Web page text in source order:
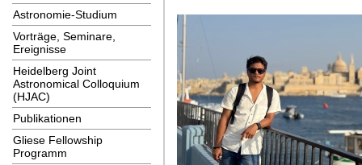
Astronomie-Studium
Vorträge, Seminare,
Ereignisse
Heidelberg Joint
Astronomical Colloquium
(HJAC)
Publikationen
Gliese Fellowship
Programm